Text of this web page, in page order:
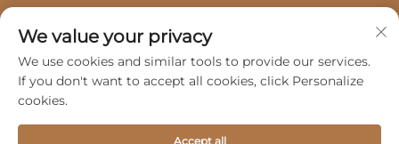
© 2025, Ханчжоу Гуанцзи Автокөлік Қызметі
Барлық құқық қорғалған -
We value your privacy
We use cookies and similar tools to provide our services.
If you don't want to accept all cookies, click Personalize
cookies.
Accept all